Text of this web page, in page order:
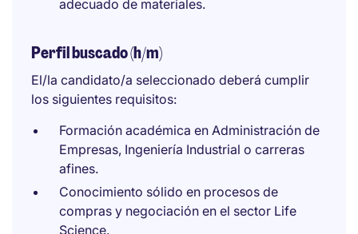
adecuado de materiales.
Perfil buscado (h/m)
El/la candidato/a seleccionado deberá cumplir
los siguientes requisitos:
Formación académica en Administración de
Empresas, Ingeniería Industrial o carreras
afines.
Conocimiento sólido en procesos de
compras y negociación en el sector Life
Science.